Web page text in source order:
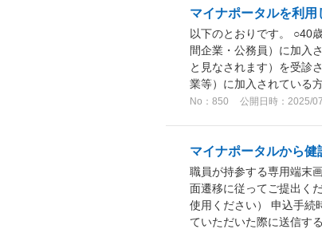
マイナポータルを利用
以下のとおりです。 ○40
間企業・公務員）に加入
と見なされます）を受診
業等）に加入されている
No：850 公開日時：2025/
マイナポータルから健
職員が持参する専用端末
面遷移に従ってご提出く
使用ください） 申込手続
ていただいた際に送信す